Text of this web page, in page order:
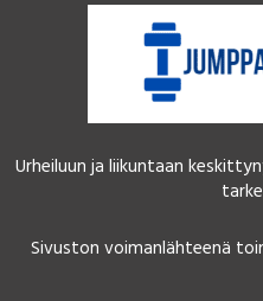
Urheiluun ja liikuntaan
Sivuston voimanlähteenä